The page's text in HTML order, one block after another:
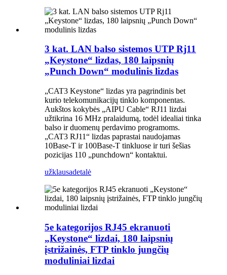
3 kat. LAN balso sistemos UTP Rj11
„Keystone“ lizdas, 180 laipsnių
„Punch Down“ modulinis lizdas
„CAT3 Keystone“ lizdas yra pagrindinis bet
kurio telekomunikacijų tinklo komponentas.
Aukštos kokybės „AIPU Cable“ RJ11 lizdai
užtikrina 16 MHz pralaidumą, todėl idealiai tinka
balso ir duomenų perdavimo programoms.
„CAT3 RJ11“ lizdas paprastai naudojamas
10Base-T ir 100Base-T tinkluose ir turi šešias
pozicijas 110 „punchdown“ kontaktui.
užklausadetalė
5e kategorijos RJ45 ekranuoti
„Keystone“ lizdai, 180 laipsnių
įstrižainės, FTP tinklo jungčių
moduliniai lizdai